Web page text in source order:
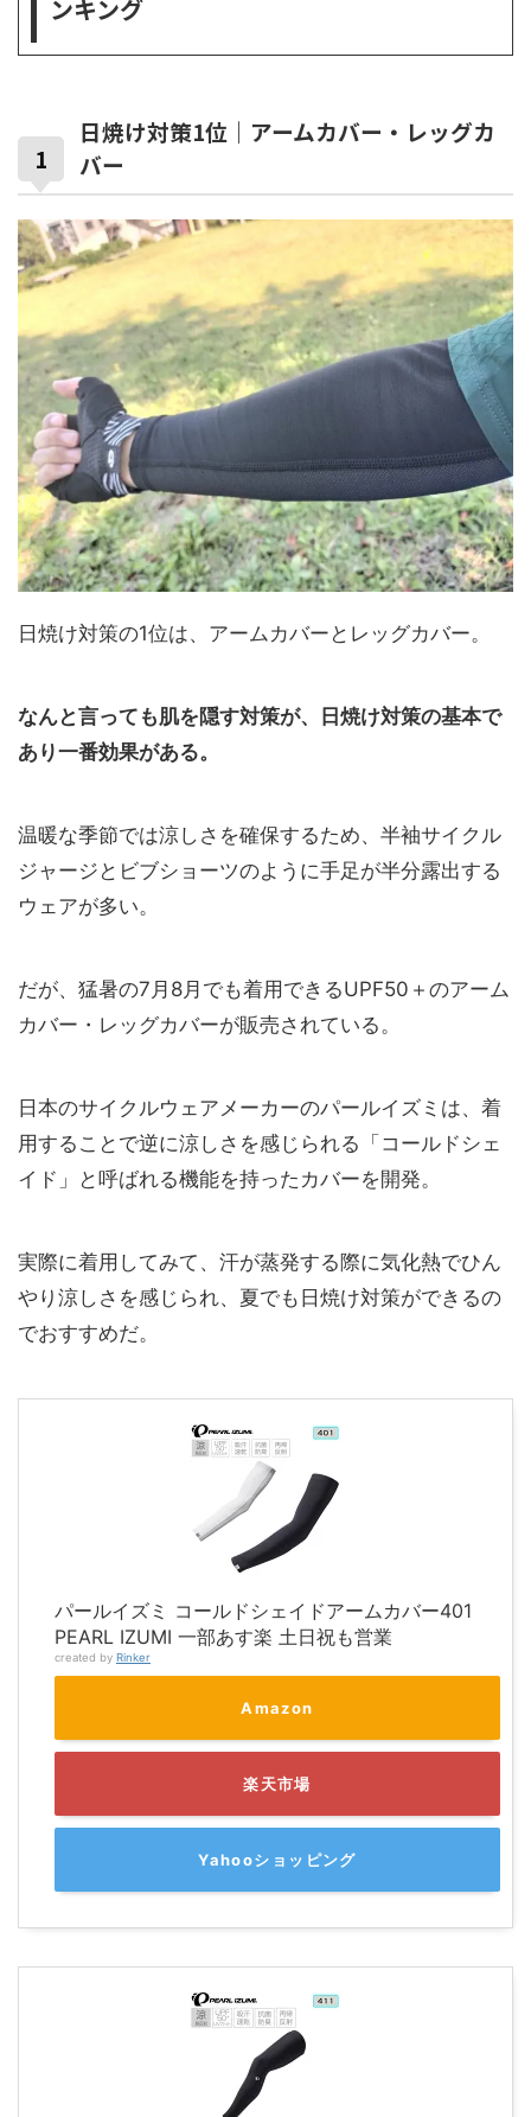
ンキング
日焼け対策1位｜アームカバー・レッグカ
バー
日焼け対策の1位は、アームカバーとレッグカバー。
なんと言っても肌を隠す対策が、日焼け対策の基本で
あり一番効果がある。
温暖な季節では涼しさを確保するため、半袖サイクル
ジャージとビブショーツのように手足が半分露出する
ウェアが多い。
だが、猛暑の7月8月でも着用できるUPF50＋のアーム
カバー・レッグカバーが販売されている。
日本のサイクルウェアメーカーのパールイズミは、着
用することで逆に涼しさを感じられる「コールドシェ
イド」と呼ばれる機能を持ったカバーを開発。
実際に着用してみて、汗が蒸発する際に気化熱でひん
やり涼しさを感じられ、夏でも日焼け対策ができるの
でおすすめだ。
パールイズミ コールドシェイドアームカバー401
PEARL IZUMI 一部あす楽 土日祝も営業
created by Rinker
Amazon
楽天市場
Yahooショッピング